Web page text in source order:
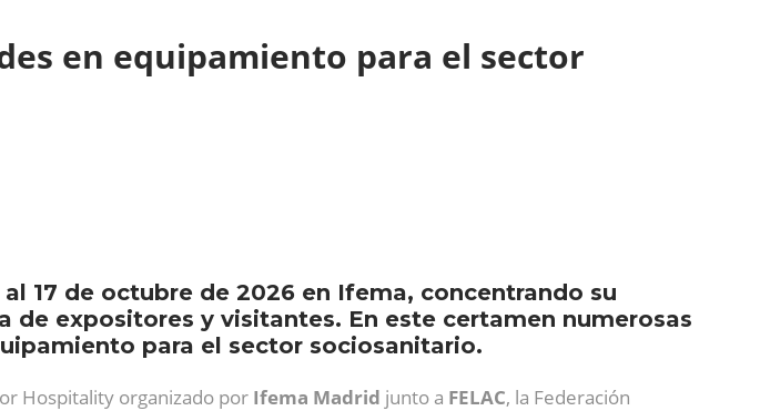
en equipamiento para el sector
17 de octubre de 2026 en Ifema, concentrando su
expositores y visitantes. En este certamen numerosas
para el sector sociosanitario.
Hospitality organizado por Ifema Madrid junto a FELAC, la Federación